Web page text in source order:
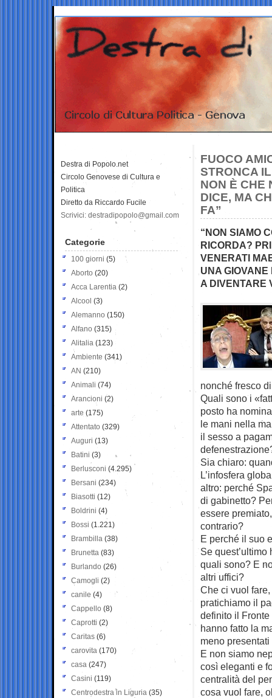
FUOCO
STRONCA
NON È CHE
DICE, MA
FA”
“NON SIAMO
RICORDA?
VENERATI
UNA
A DIVENTARE
nonché fresco
Quali sono i
posto ha
le mani nella
il sesso a
Sia chiaro:
L’infosfera
altro: perché
di gabinetto?
essere
contrario?
E perché il suo
Se
quali sono? E
altri uffici?
Che ci vuol
pratichiamo il
definito il
hanno fatto la
meno
E non siamo
così eleganti e
centralità del
cosa vuol fare,
Destra di Popolo.net
Circolo Genovese di Cultura e
Politica
Diretto da Riccardo Fucile
Scrivici: destradipopolo@gmail.com
Categorie
100 giorni (5)
Aborto (20)
Acca Larentia (2)
Alcool (3)
Alemanno (150)
Alfano (315)
Alitalia (123)
Ambiente (341)
AN (210)
Animali (74)
Arancioni (2)
arte (175)
Attentato (329)
Auguri (13)
Batini (3)
Berlusconi (4.295)
Bersani (234)
Biasotti (12)
Boldrini (4)
Bossi (1.221)
Brambilla (38)
Brunetta (83)
Burlando (26)
Camogli (2)
canile (4)
Cappello (8)
Caprotti (2)
Caritas (6)
carovita (170)
casa (247)
Casini (119)
Centrodestra in Liguria (35)